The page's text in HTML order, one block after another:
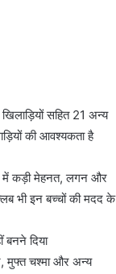
सहित 21 अन्य
की आवश्यकता है
में कड़ी मेहनत, लगन और
भी इन बच्चों की मदद के
बनने दिया
मुफ्त चश्मा और अन्य